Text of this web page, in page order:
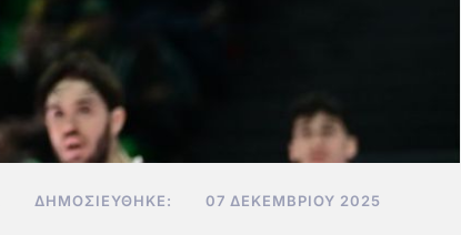
ΔΗΜΟΣΙΕΎΘΗΚΕ: 07 ΔΕΚΕΜΒΡΊΟΥ 2025